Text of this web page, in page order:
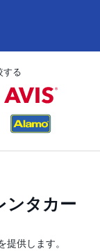
する
ンタカー
供します。